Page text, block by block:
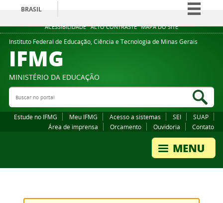
ACESSIBILIDADE ALTO CONTRASTE MAPA DO SITE
BRASIL
Simplifique!
Comunica BR
Legislação
Instituto Federal de Educação, Ciência e Tecnologia de Minas Gerais
IFMG
MINISTÉRIO DA EDUCAÇÃO
Buscar no portal
Estude no IFMG Meu IFMG Acesso a sistemas SEI
SUAP
Área de imprensa
Orcamento Ouvidoria Contato